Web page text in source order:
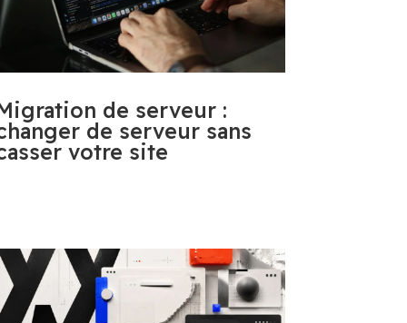
de serveur :
de serveur sans
votre site